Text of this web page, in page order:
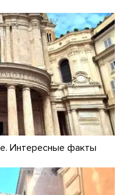
Интересные факты